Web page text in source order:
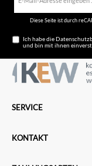
Diese Seite ist durch
Ich habe die
und bin mit ihnen
SERVICE
KONTAKT